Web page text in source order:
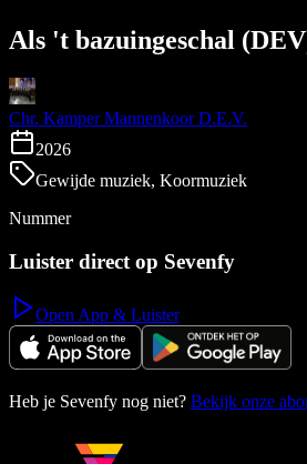
Als 't bazuingeschal
Chr. Kamper Mannenkoor D.E.V.
2026
Gewijde muziek, Koormuziek
Nummer
Luister direct op Sevenfy
Open App & Luister
Heb je Sevenfy nog niet? Bekijk onze